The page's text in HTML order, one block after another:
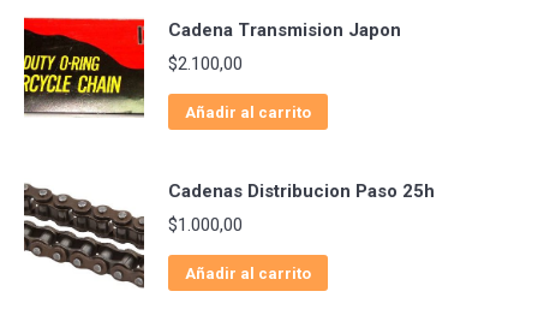
Cadena Transmision Japon
$2.100,00
Añadir al carrito
Cadenas Distribucion Paso 25h
$1.000,00
Añadir al carrito